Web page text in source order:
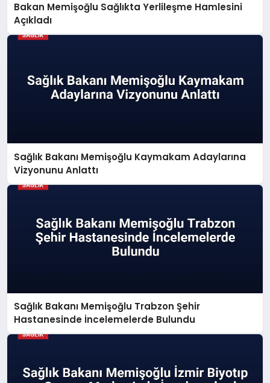
Bakan Memişoğlu Sağlıkta Yerlileşme Hamlesini
Açıkladı
Sağlık Bakanı Memişoğlu Kaymakam Adaylarına
Vizyonunu Anlattı
Sağlık Bakanı Memişoğlu Trabzon Şehir
Hastanesinde İncelemelerde Bulundu